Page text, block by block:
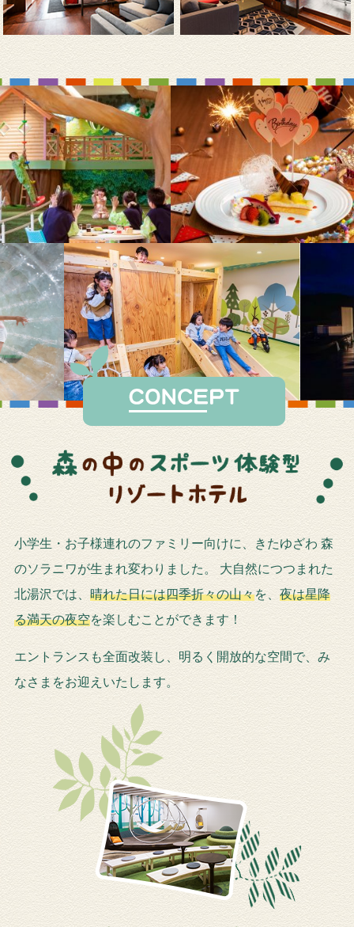
小学生・お子様連れのファミリー向けに、きたゆざわ 森
のソラニワが生まれ変わりました。 大自然につつまれた
北湯沢では、 晴れた日には四季折々の山々を、 夜は星降
る満天の夜空を楽しむことができます！
エントランスも全面改装し、明るく開放的な空間で、み
なさまをお迎えいたします。